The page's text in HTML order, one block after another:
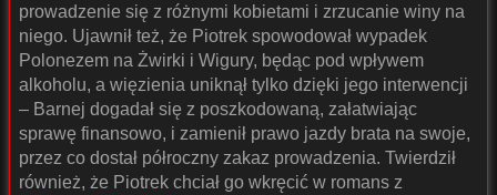
prowadzenie się z różnymi kobietami i zrzucanie winy na
niego. Ujawnił też, że Piotrek spowodował wypadek
Polonezem na Żwirki i Wigury, będąc pod wpływem
alkoholu, a więzienia uniknął tylko dzięki jego interwencji
– Barnej dogadał się z poszkodowaną, załatwiając
sprawę finansowo, i zamienił prawo jazdy brata na swoje,
przez co dostał półroczny zakaz prowadzenia. Twierdził
również, że Piotrek chciał go wkręcić w romans z